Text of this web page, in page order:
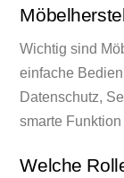
Wichtig sind
einfache
Datenschutz,
smarte
Welche